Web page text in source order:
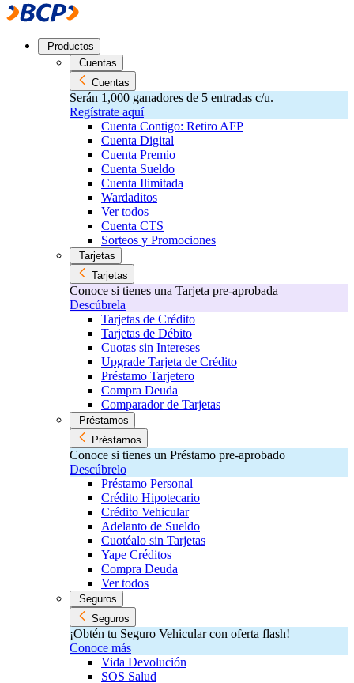
Productos
Cuentas
Cuentas
Serán 1,000 ganadores de 5 entradas c/u.
Regístrate aquí
Cuenta Contigo: Retiro AFP
Cuenta Digital
Cuenta Premio
Cuenta Sueldo
Cuenta Ilimitada
Wardaditos
Ver todos
Cuenta CTS
Sorteos y Promociones
Tarjetas
Tarjetas
Conoce si tienes una Tarjeta pre-aprobada
Descúbrela
Tarjetas de Crédito
Tarjetas de Débito
Cuotas sin Intereses
Upgrade Tarjeta de Crédito
Préstamo Tarjetero
Compra Deuda
Comparador de Tarjetas
Préstamos
Préstamos
Conoce si tienes un Préstamo pre-aprobado
Descúbrelo
Préstamo Personal
Crédito Hipotecario
Crédito Vehicular
Adelanto de Sueldo
Cuotéalo sin Tarjetas
Yape Créditos
Compra Deuda
Ver todos
Seguros
Seguros
¡Obtén tu Seguro Vehicular con oferta flash!
Conoce más
Vida Devolución
SOS Salud